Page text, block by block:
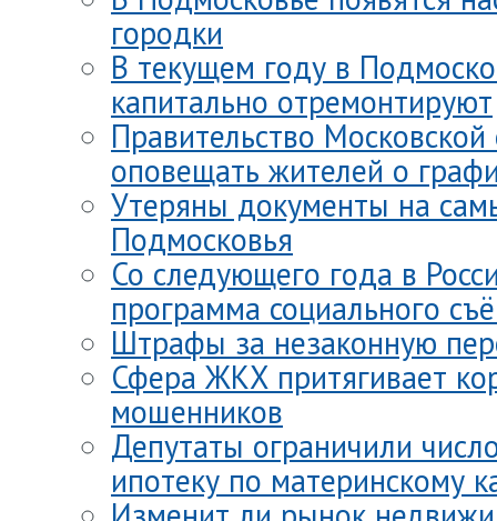
городки
В текущем году в
капитально отремонтируют
Правительство
оповещать жителей о
Утеряны документы на
Подмосковья
Со следующего года в
программа социального
Штрафы за незаконную
Сфера ЖКХ притягивает
мошенников
Депутаты ограничили
ипотеку по материнскому